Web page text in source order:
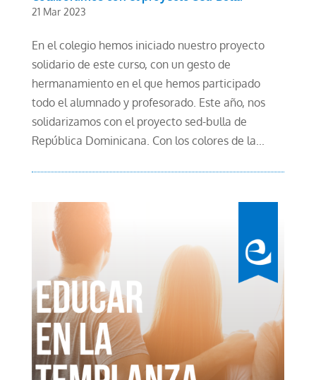
21 Mar 2023
En el colegio hemos iniciado nuestro proyecto
solidario de este curso, con un gesto de
hermanamiento en el que hemos participado
todo el alumnado y profesorado. Este año, nos
solidarizamos con el proyecto sed-bulla de
República Dominicana. Con los colores de la...